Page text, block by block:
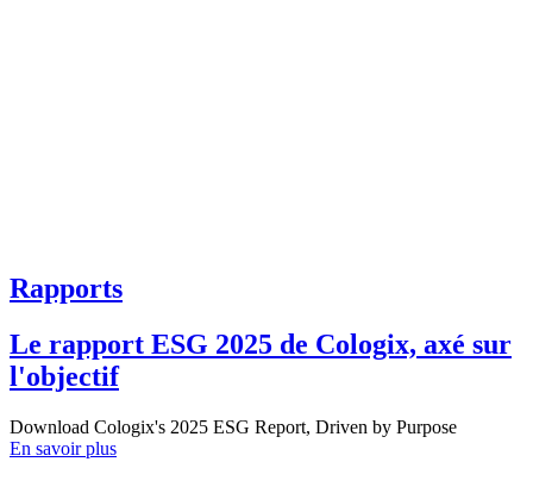
Rapports
Le rapport ESG 2025 de Cologix, axé sur
l'objectif
Download Cologix's 2025 ESG Report, Driven by Purpose
En savoir plus